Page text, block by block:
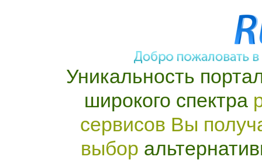
Уникальность
широкого спектра
сервисов Вы
выбор